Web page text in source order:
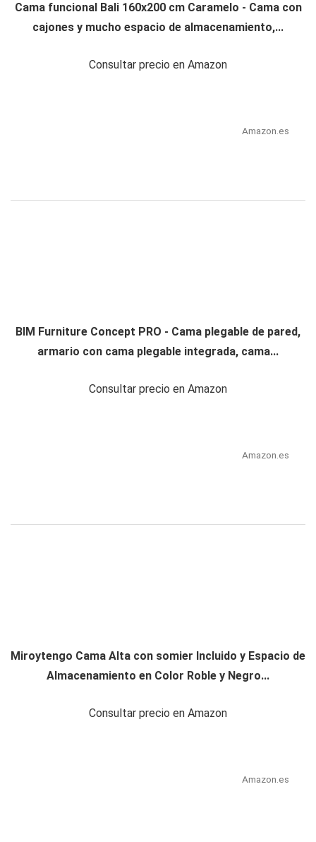
Cama funcional Bali 160x200 cm Caramelo - Cama con
cajones y mucho espacio de almacenamiento,...
Consultar precio en Amazon
Amazon.es
BIM Furniture Concept PRO - Cama plegable de pared,
armario con cama plegable integrada, cama...
Consultar precio en Amazon
Amazon.es
Miroytengo Cama Alta con somier Incluido y Espacio de
Almacenamiento en Color Roble y Negro...
Consultar precio en Amazon
Amazon.es